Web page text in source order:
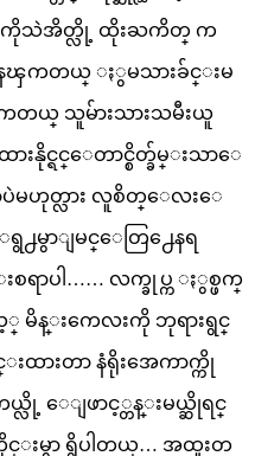
ားကိုသဲအိတ္လို့ ထိုးႀကိတ္ က
ၾကတယ္ ႏွမသားခ်င္းမ
ကတယ္ သူမ်ားသားသမီးယူ
းနိုင္ရင္ေတာင္စိတ္ခ်မ္းသာေ
ာပဲမဟုတ္လား လူစိတ္ေလးေ
႕မွာျမင္ေတြ႕ေနရ
ရာပါ…… လက္ခုပ္က ႏွစ္ဖက္
မိန္းကေလးကို ဘုရားရွင္
းထားတာ နံရိုးအေကာက္ကို
ယ္လို့ ေျဖာင့္တန္းမယ္ဆိုရင္
းမွာ ရွိပါတယ္… အထူးတ